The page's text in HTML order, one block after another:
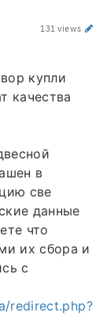
131 views
купли
качества
в
све
данные
что
их сбора и
с
redirect.php?